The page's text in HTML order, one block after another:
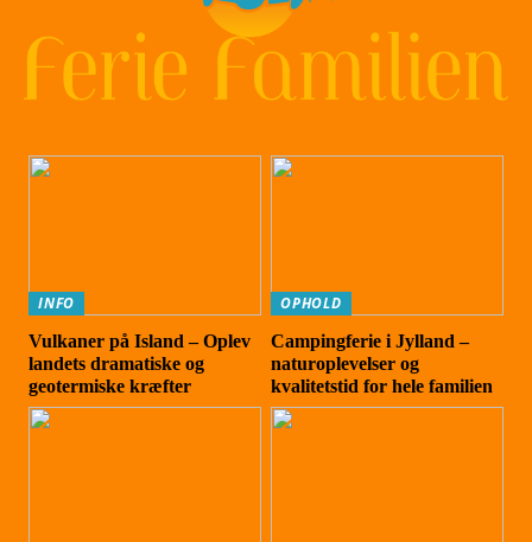
INFO
Vulkaner på Island – Oplev
landets dramatiske og
geotermiske kræfter
OPHOLD
Campingferie i Jylland –
naturoplevelser og
kvalitetstid for hele familien